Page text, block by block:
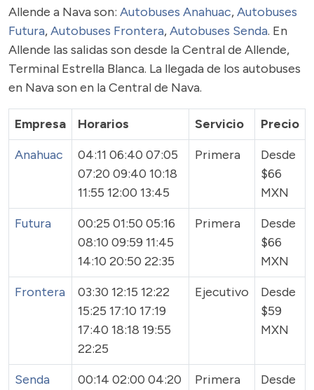
Allende a Nava son: Autobuses Anahuac,Autobuses
Futura,Autobuses Frontera,Autobuses Senda. En
Allende las salidas son desde la Central de Allende,
Terminal Estrella Blanca. La llegada de los autobuses
en Nava son en la Central de Nava.
Empresa Horarios Servicio
Precio
Anahuac
04:11 06:40 07:05
07:20 09:40 10:18
11:55 12:00 13:45
Primera
Desde
$66
MXN
Futura
00:25 01:50 05:16
08:10 09:59 11:45
14:10 20:50 22:35
Primera
Desde
$66
MXN
Frontera
03:30 12:15 12:22
15:25 17:10 17:19
17:40 18:18 19:55
22:25
Ejecutivo
Desde
$59
MXN
Senda
00:14 02:00 04:20
Primera
Desde